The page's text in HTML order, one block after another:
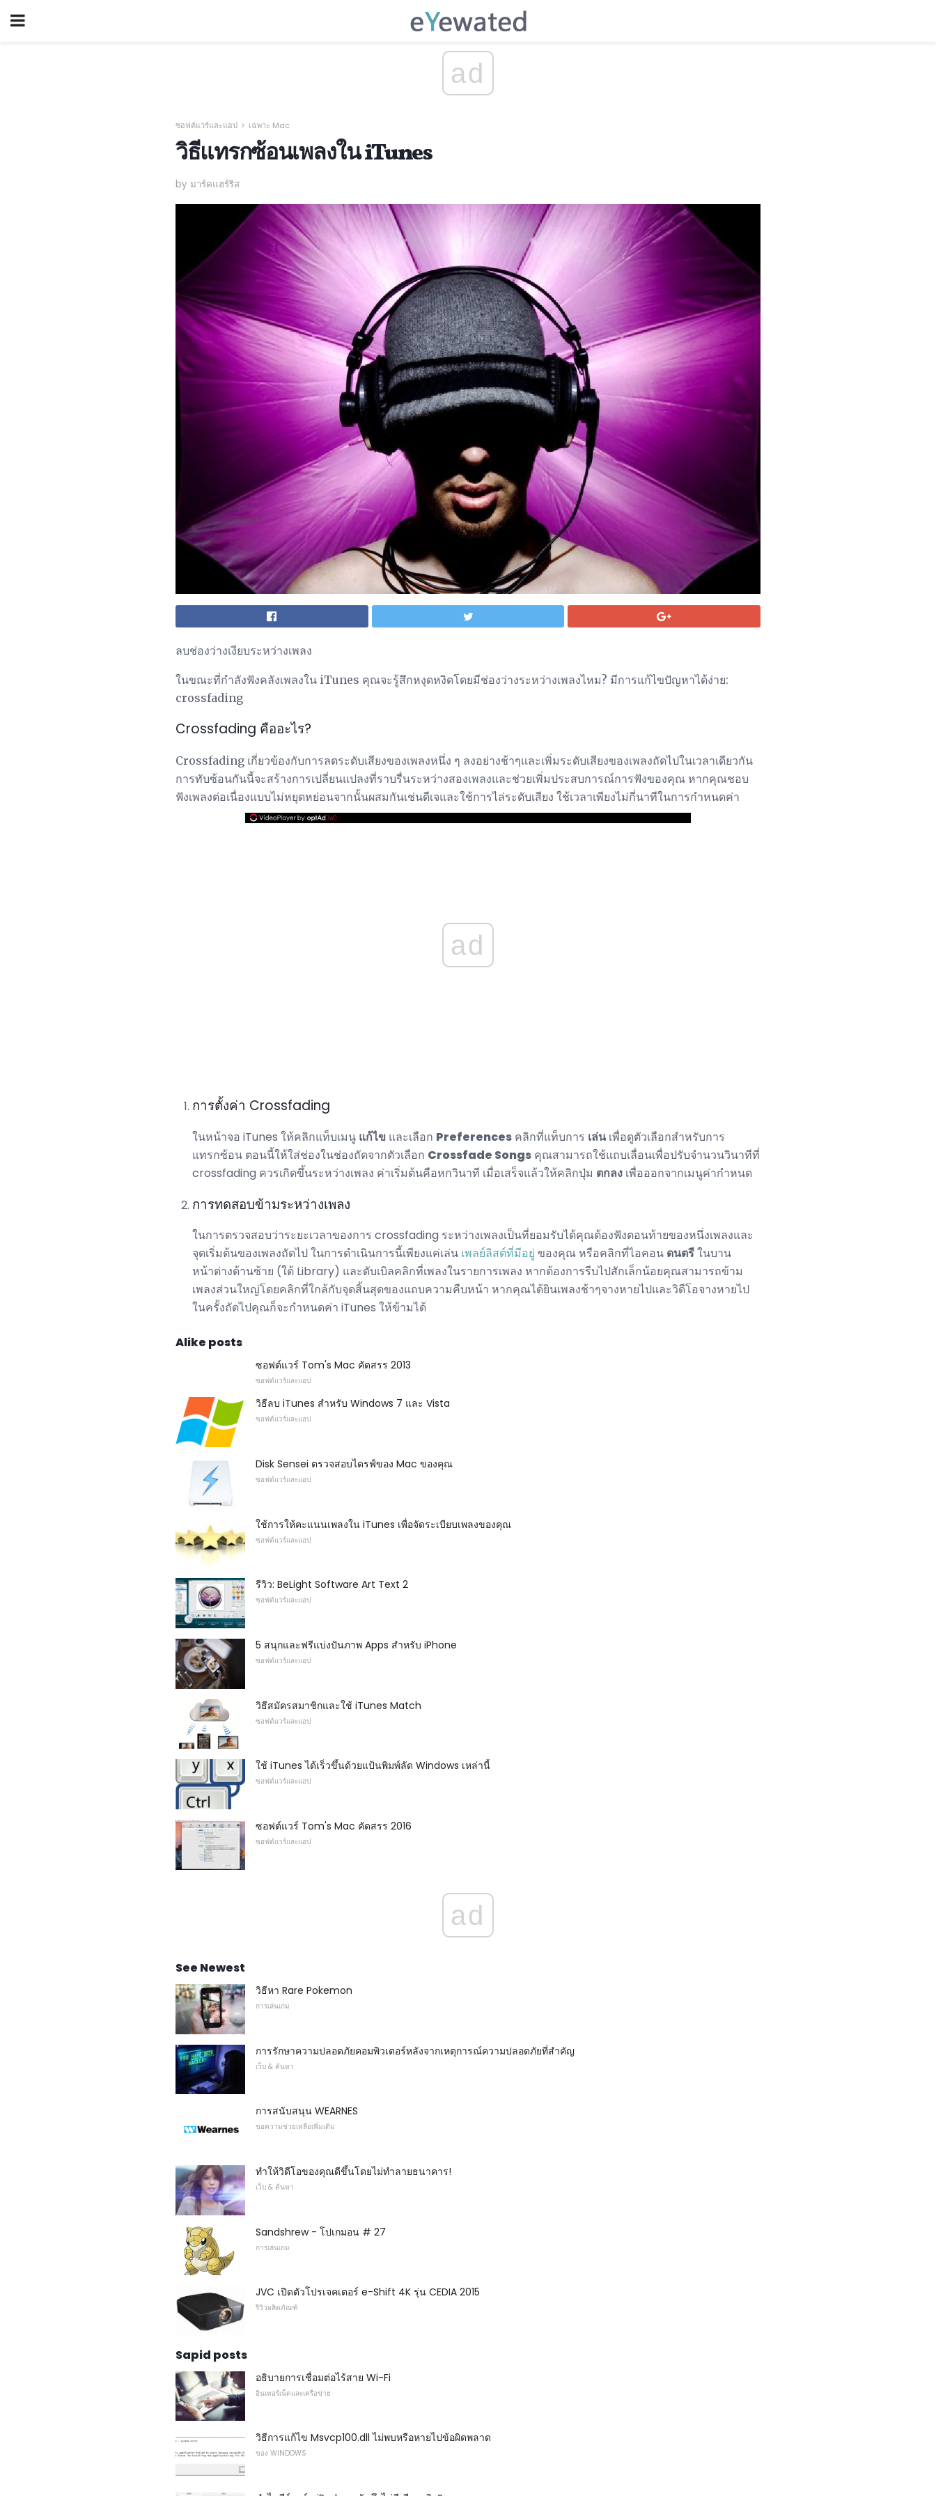
ad
ซอฟต์แวร์และแอป เฉพาะ Mac
วิธีแทรกซ้อนเพลงใน iTunes
by มาร์คแฮร์ริส
ลบช่องว่างเงียบระหว่างเพลง
ในขณะที่กำลังฟังคลังเพลงใน iTunes คุณจะรู้สึกหงุดหงิดโดยมีช่องว่างระหว่างเพลงไหม? มีการแก้ไขปัญหาได้ง่าย:
crossfading
Crossfading คืออะไร?
Crossfading เกี่ยวข้องกับการลดระดับเสียงของเพลงหนึ่ง ๆ ลงอย่างช้าๆและเพิ่มระดับเสียงของเพลงถัดไปในเวลาเดียวกัน
การทับซ้อนกันนี้จะสร้างการเปลี่ยนแปลงที่ราบรื่นระหว่างสองเพลงและช่วยเพิ่มประสบการณ์การฟังของคุณ หากคุณชอบ
ฟังเพลงต่อเนื่องแบบไม่หยุดหย่อนจากนั้นผสมกันเช่นดีเจและใช้การไล่ระดับเสียง ใช้เวลาเพียงไม่กี่นาทีในการกำหนดค่า
ad
การตั้งค่า Crossfading
ในหน้าจอ iTunes ให้คลิกแท็บเมนู แก้ไข และเลือก Preferences คลิกที่แท็บการ เล่นเพื่อดูตัวเลือกสำหรับการ
แทรกซ้อน ตอนนี้ให้ใส่ช่องในช่องถัดจากตัวเลือก Crossfade Songs คุณสามารถใช้แถบเลื่อนเพื่อปรับจำนวนวินาทีที่
crossfading ควรเกิดขึ้นระหว่างเพลง ค่าเริ่มต้นคือหกวินาที เมื่อเสร็จแล้วให้คลิกปุ่ม ตกลง เพื่อออกจากเมนูค่ากำหนด
การทดสอบข้ามระหว่างเพลง
ในการตรวจสอบว่าระยะเวลาของการ crossfading ระหว่างเพลงเป็นที่ยอมรับได้คุณต้องฟังตอนท้ายของหนึ่งเพลงและ
จุดเริ่มต้นของเพลงถัดไป ในการดำเนินการนี้เพียงแค่เล่น เพลย์ลิสต์ที่มีอยู่ ของคุณ หรือคลิกที่ไอคอน ดนตรีในบาน
หน้าต่างด้านซ้าย (ใต้ Library) และดับเบิลคลิกที่เพลงในรายการเพลง หากต้องการรีบไปสักเล็กน้อยคุณสามารถข้าม
เพลงส่วนใหญ่โดยคลิกที่ใกล้กับจุดสิ้นสุดของแถบความคืบหน้า หากคุณได้ยินเพลงช้าๆจางหายไปและวิดีโอจางหายไป
ในครั้งถัดไปคุณก็จะกำหนดค่า iTunes ให้ข้ามได้
Alike posts
ซอฟต์แวร์ Tom's Mac คัดสรร 2013
ซอฟต์แวร์และแอป
วิธีลบ iTunes สำหรับ Windows 7 และ Vista
ซอฟต์แวร์และแอป
Disk Sensei ตรวจสอบไดรฟ์ของ Mac ของคุณ
ซอฟต์แวร์และแอป
ใช้การให้คะแนนเพลงใน iTunes เพื่อจัดระเบียบเพลงของคุณ
ซอฟต์แวร์และแอป
รีวิว: BeLight Software Art Text 2
ซอฟต์แวร์และแอป
5 สนุกและฟรีแบ่งปันภาพ Apps สำหรับ iPhone
ซอฟต์แวร์และแอป
วิธีสมัครสมาชิกและใช้ iTunes Match
ซอฟต์แวร์และแอป
ใช้ iTunes ได้เร็วขึ้นด้วยแป้นพิมพ์ลัด Windows เหล่านี้
ซอฟต์แวร์และแอป
ซอฟต์แวร์ Tom's Mac คัดสรร 2016
ซอฟต์แวร์และแอป
ad
See Newest
วิธีหา Rare Pokemon
การเล่นเกม
การรักษาความปลอดภัยคอมพิวเตอร์หลังจากเหตุการณ์ความปลอดภัยที่สำคัญ
เว็บ & ค้นหา
การสนับสนุน WEARNES
ขอความช่วยเหลือเพิ่มเติม
ทำให้วิดีโอของคุณดีขึ้นโดยไม่ทำลายธนาคาร!
เว็บ & ค้นหา
Sandshrew - โปเกมอน # 27
การเล่นเกม
JVC เปิดตัวโปรเจคเตอร์ e-Shift 4K รุ่น CEDIA 2015
รีวิวผลิตภัณฑ์
Sapid posts
อธิบายการเชื่อมต่อไร้สาย Wi-Fi
อินเทอร์เน็ตและเครือข่าย
วิธีการแก้ไข Msvcp100.dll ไม่พบหรือหายไปข้อผิดพลาด
ของ WINDOWS